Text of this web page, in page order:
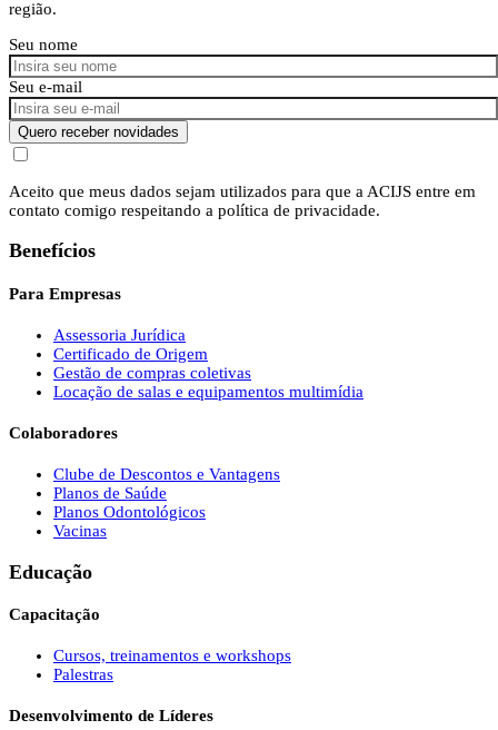
região.
Seu nome
Seu e-mail
Quero receber novidades
Aceito que meus dados sejam utilizados para que a ACIJS entre em
contato comigo respeitando a política de privacidade.
Benefícios
Para Empresas
Assessoria Jurídica
Certificado de Origem
Gestão de compras coletivas
Locação de salas e equipamentos multimídia
Colaboradores
Clube de Descontos e Vantagens
Planos de Saúde
Planos Odontológicos
Vacinas
Educação
Capacitação
Cursos, treinamentos e workshops
Palestras
Desenvolvimento de Líderes